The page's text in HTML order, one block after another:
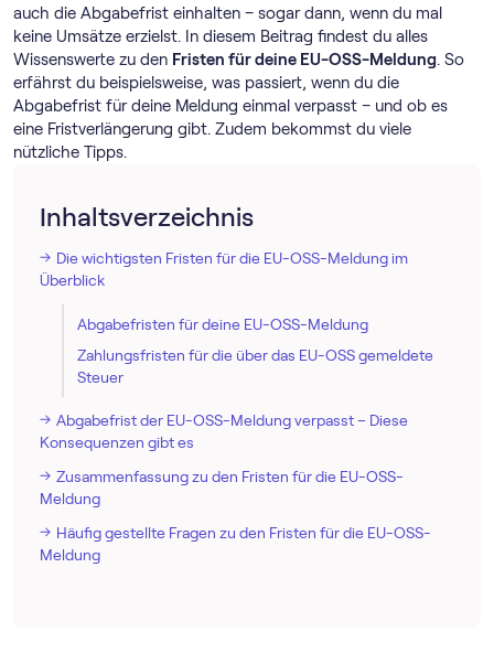
auch die Abgabefrist einhalten – sogar dann, wenn du mal
keine Umsätze erzielst. In diesem Beitrag findest du alles
Wissenswerte zu den Fristen für deine EU-OSS-Meldung. So
erfährst du beispielsweise, was passiert, wenn du die
Abgabefrist für deine Meldung einmal verpasst – und ob es
eine Fristverlängerung gibt. Zudem bekommst du viele
nützliche Tipps.
Inhaltsverzeichnis
Die wichtigsten Fristen für die EU-OSS-Meldung im
Überblick
Abgabefristen für deine EU-OSS-Meldung
Zahlungsfristen für die über das EU-OSS gemeldete
Steuer
Abgabefrist der EU-OSS-Meldung verpasst – Diese
Konsequenzen gibt es
Zusammenfassung zu den Fristen für die EU-OSS-
Meldung
Häufig gestellte Fragen zu den Fristen für die EU-OSS-
Meldung